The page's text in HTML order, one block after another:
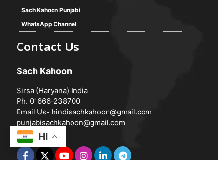
Sach Kahoon Punjabi
WhatsApp Channel
Contact Us
Sach Kahoon
Sirsa (Haryana) India
Ph. 01666-238700
Email Us- hindisachkahoon@gmail.com
punjabisachkahoon@gmail.com
HI